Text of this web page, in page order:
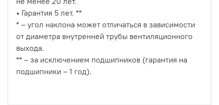
• Гарантия 5 лет. **
* – угол наклона может отличаться в зависимости
от диаметра внутренней трубы вентиляционного
выхода.
** – за исключением подшипников (гарантия на
подшипники – 1 год).